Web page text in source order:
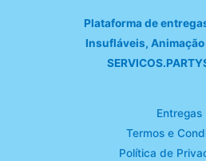
Plataforma de
Insufláveis, Animação
Entregas
Termos e
Política de